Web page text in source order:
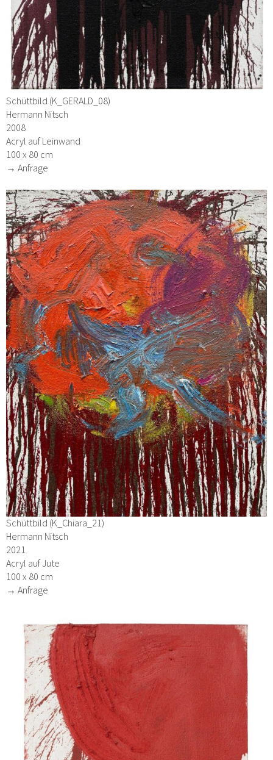
Schüttbild (K_GERALD_08)
Hermann Nitsch
2008
Acryl auf Leinwand
100 x 80 cm
→ Anfrage
Schüttbild (K_Chiara_21)
Hermann Nitsch
2021
Acryl auf Jute
100 x 80 cm
→ Anfrage